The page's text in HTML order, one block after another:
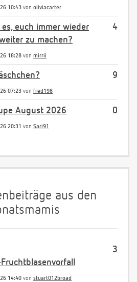
10:43 von oliviacarter
4
euch immer wieder
zu machen?
18:28 von mirrii
9
07:23 von fred198
0
August 2026
20:31 von Sari91
aus den
3
14:40 von stuart012broad